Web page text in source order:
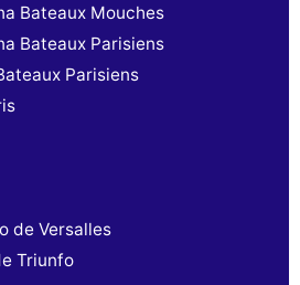
Bateaux Mouches
Bateaux Parisiens
Parisiens
de Versalles
Triunfo